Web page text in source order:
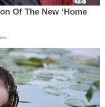
Of The New ‘Home